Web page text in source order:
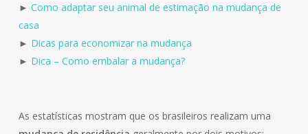
► Como adaptar seu animal de estimação na mudança de
casa
► Dicas para economizar na mudança
► Dica – Como embalar a mudança?
As estatísticas mostram que os brasileiros realizam uma